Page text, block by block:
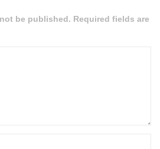
be published. Required fields are